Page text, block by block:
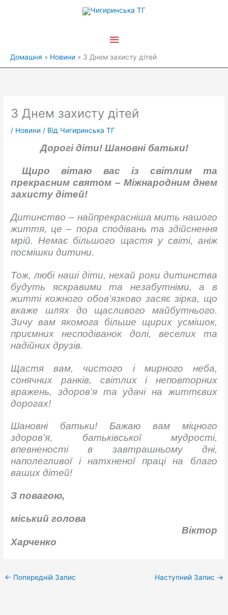
Головне
Домашня Новини З Днем захисту дітей
З Днем захисту дітей
/ Новини / Від Чигиринська ТГ
Дорогі діти! Шановні батьки!
Щиро вітаю вас із світлим та
прекрасним святом – Міжнародним днем
захисту дітей!
Дитинство – найпрекрасніша мить нашого
життя, це – пора сподівань та здійснення
мрій. Немає більшого щастя у світі, аніж
посмішки дитини.
Тож, любі наші діти, нехай роки дитинства
будуть яскравими та незабутніми, а в
житті кожного обов’язково засяє зірка, що
вкаже шлях до щасливого майбутнього.
Зичу вам якомога більше щирих усмішок,
приємних несподіванок долі, веселих та
надійних друзів.
Щастя вам, чистого і мирного неба,
сонячних ранків, світлих і неповторних
вражень, здоров’я та удачі на життєвих
дорогах!
Шановні батьки! Бажаю вам міцного
здоров’я, батьківської мудрості,
впевненості в завтрашньому дні,
наполегливої і натхненої праці на благо
ваших дітей!
З повагою,
міський голова
Віктор
Харченко
← Попередній Запис Наступний Запис →